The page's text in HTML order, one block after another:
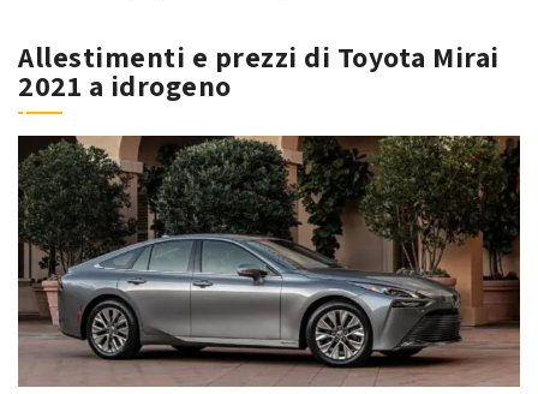
Allestimenti e prezzi di Toyota Mirai
2021 a idrogeno